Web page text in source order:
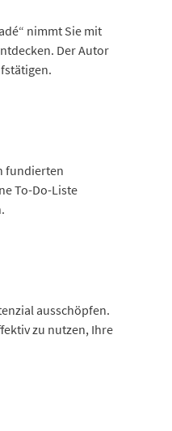
nimmt Sie mit
Der Autor
fundierten
To-Do-Liste
ausschöpfen.
zu nutzen, Ihre